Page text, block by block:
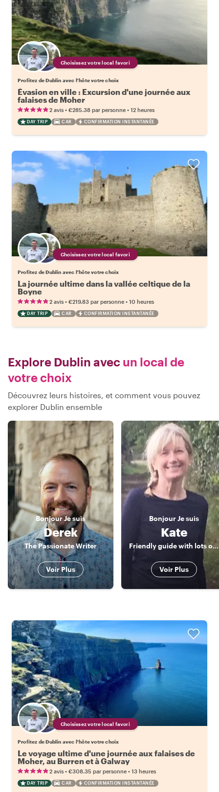
Choisissez votre local favori
Profitez de Dublin avec l'hôte votre choix
Évasion en ville : Excursion d'une journée aux
falaises de Moher
2 avis • €285.38 par personne • 12 heures
DAY TRIP CAR CONFIRMATION INSTANTANÉE
Choisissez votre local favori
Profitez de Dublin avec l'hôte votre choix
La journée ultime dans la vallée celtique de la
Boyne
2 avis • €219.83 par personne • 10 heures
DAY TRIP CAR CONFIRMATION INSTANTANÉE
Explore Dublin avec un local de
votre choix
Découvrez leurs histoires, et comment vous pouvez
explorer Dublin ensemble
BonjourJe suis
Derek
The Passionate Writer
Voir Plus
BonjourJe suis
Kate
Friendly guide with lots of fascinating stories on the art, literature and history of Dublin
Voir Plus
Choisissez votre local favori
Profitez de Dublin avec l'hôte votre choix
Le voyage ultime d'une journée aux falaises de
Moher, au Burren et à Galway
2 avis • €308.35 par personne • 13 heures
DAY TRIP CAR CONFIRMATION INSTANTANÉE